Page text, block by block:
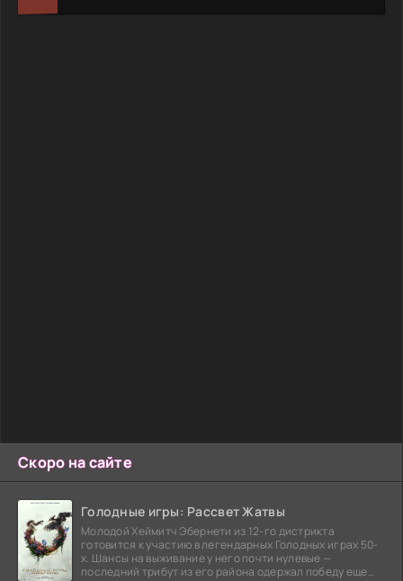
Скоро на сайте
Голодные игры: Рассвет Жатвы
Молодой Хеймитч Эбернети из 12-го дистрикта
готовится к участию в легендарных Голодных играх 50-
х. Шансы на выживание у него почти нулевые —
последний трибут из его района одержал победу еще